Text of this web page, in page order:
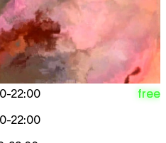
-22:00
-22:00
free